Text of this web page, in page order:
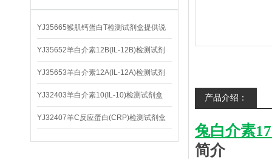
YJ35665猴肌钙蛋白T检测试剂盒提供说
明书
YJ35652羊白介素12B(IL-12B)检测试剂
盒
YJ35653羊白介素12A(IL-12A)检测试剂
盒
YJ32403羊白介素10(IL-10)检测试剂盒
YJ32407羊C反应蛋白(CRP)检测试剂盒
产品介绍：
兔白介素
简介